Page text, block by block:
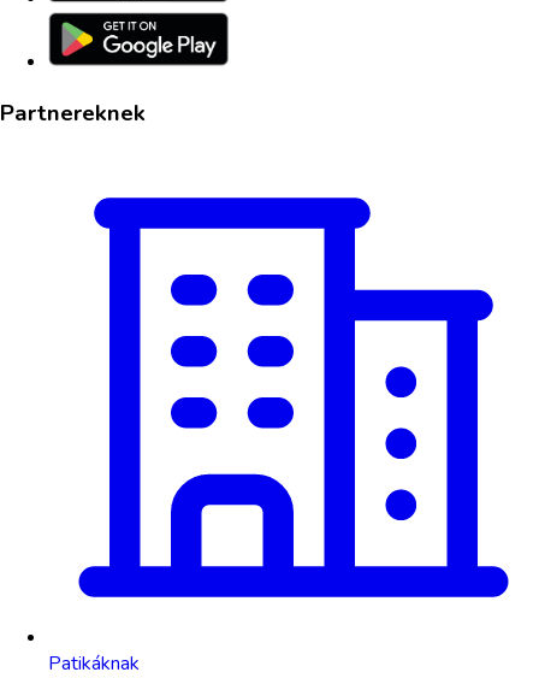
Partnereknek
Patikáknak